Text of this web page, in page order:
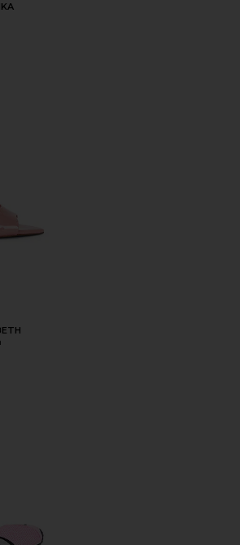
САНДАЛИИ ELSBETH
КРОССОВКИ H-STREET BALLET